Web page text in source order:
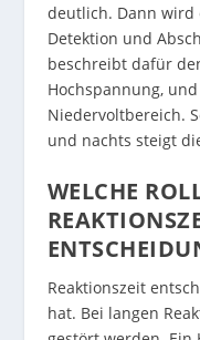
deutlich. Dann wird
Detektion und
beschreibt dafür
Hochspannung,
Niedervoltbereich.
und nachts steigt
WELCHE
Reaktionszeit
hat. Bei langen